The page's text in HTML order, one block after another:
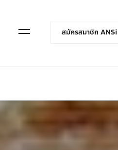
Open Menuสมัครสมาชิก ANSi